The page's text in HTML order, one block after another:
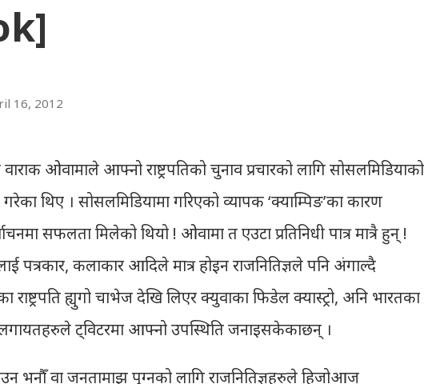
16, 2012
वाराक ओवामाले आफ्नो राष्ट्रपतिको चुनाव प्रचारको लागि सोसलमिडियाको
थिए । सोसलमिडियामा गरिएको व्यापक ‘क्याम्पिङ’का कारण
सफलता मिलेको थियो ! ओवामा त एउटा प्रतिनिधी पात्र मात्रै हुन् !
पत्रकार, कलाकार आदिले मात्र होइन राजनितिज्ञले पनि अंगाल्दै
ह्युगो चाभेज देखि लिएर क्युवाका फिडेल क्यास्ट्रो, अनि भारतका
लगायतहरुले ट्विटरमा आफ्नो उपस्थिति जनाइसकेकाछन् ।
भनौँ वा जनतामाझ पुग्नको लागि राजनितिज्ञहरुले हिजोआज